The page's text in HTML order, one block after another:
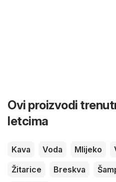
Ovi proizvodi
letcima
Kava Voda Mlijeko
Žitarice
Breskva